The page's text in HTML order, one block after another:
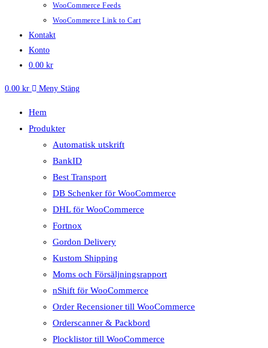
WooCommerce Feeds
WooCommerce Link to Cart
Kontakt
Konto
0.00 kr
0.00 kr Meny Stäng
Hem
Produkter
Automatisk utskrift
BankID
Best Transport
DB Schenker för WooCommerce
DHL för WooCommerce
Fortnox
Gordon Delivery
Kustom Shipping
Moms och Försäljningsrapport
nShift för WooCommerce
Order Recensioner till WooCommerce
Orderscanner & Packbord
Plocklistor till WooCommerce